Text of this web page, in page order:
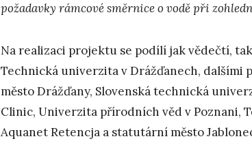
požadavky rámcové směrnice o vodě při
Na realizaci projektu se podílí jak vědečtí,
Technická univerzita v Drážďanech,
město Drážďany, Slovenská technická
Clinic, Univerzita přírodních věd v Poznani,
Aquanet Retencja a statutární město